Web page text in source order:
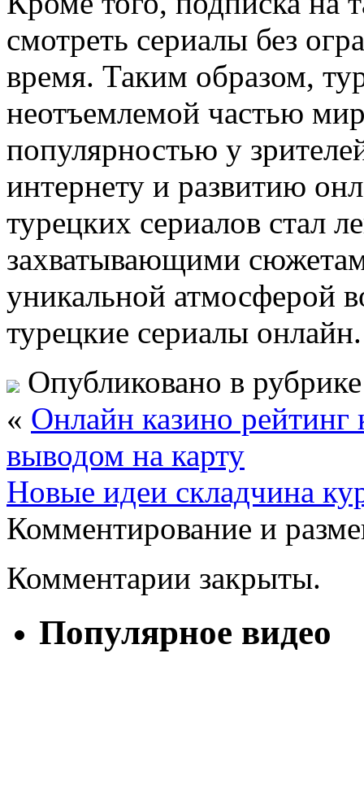
смотреть сериалы без
время. Таким образом,
неотъемлемой частью
популярностью у
интернету и развитию
турецких сериалов стал
захватывающими
уникальной атмосферой
турецкие сериалы онлайн.
Опубликовано в
« Онлайн казино рейтинг
выводом на карту
Новые идеи складчина
Комментирование и
Комментарии закрыты.
Популярное видео